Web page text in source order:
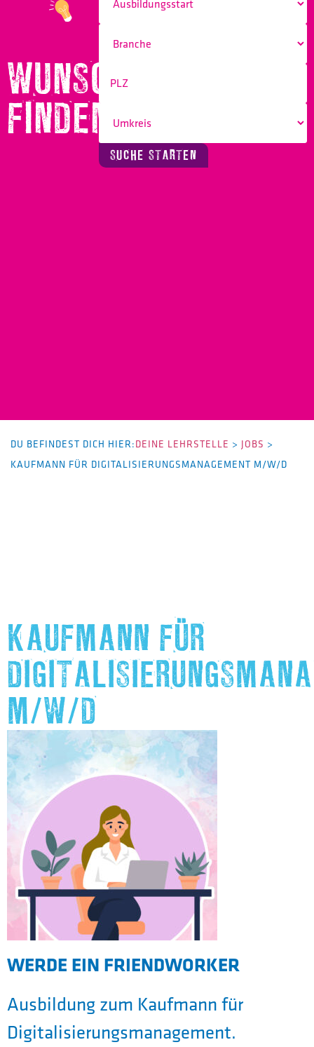
WUNSCHBERUF
FINDEN!
SUCHE STARTEN
DU BEFINDEST DICH HIER:DEINE LEHRSTELLE > JOBS >
KAUFMANN FÜR DIGITALISIERUNGSMANAGEMENT M/W/D
KAUFMANN FÜR
M/W/D
WERDE EIN FRIENDWORKER
Ausbildung zum Kaufmann für
Digitalisierungsmanagement.